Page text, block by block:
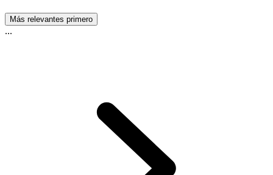
Más relevantes primero
...